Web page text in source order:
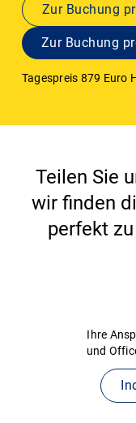
Zur Buchung
Zur Buchung
Tagespreis 879 Euro
Teilen Sie
wir finden
perfekt
Ihre
und